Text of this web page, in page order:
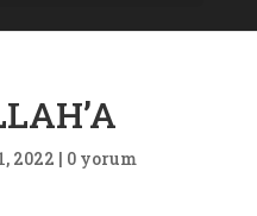
2022 | 0 yorum